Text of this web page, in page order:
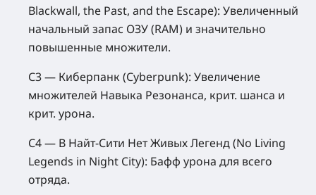
Blackwall, the Past, and the Escape): Увеличенный
начальный запас ОЗУ (RAM) и значительно
повышенные множители.
С3 — Киберпанк (Cyberpunk): Увеличение
множителей Навыка Резонанса, крит. шанса и
крит. урона.
С4 — В Найт-Сити Нет Живых Легенд (No Living
Legends in Night City): Бафф урона для всего
отряда.